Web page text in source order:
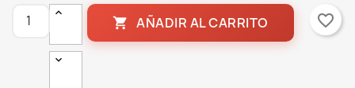
 AÑADIR AL CARRITO favorite_border